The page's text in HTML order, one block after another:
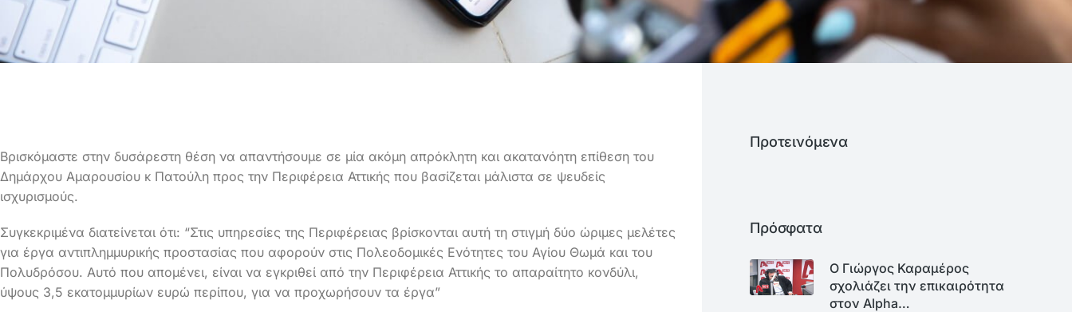
Βρισκόμαστε στην δυσάρεστη θέση να απαντήσουμε σε μία ακόμη απρόκλητη και ακατανόητη επίθεση του
Δημάρχου Αμαρουσίου κ Πατούλη προς την Περιφέρεια Αττικής που βασίζεται μάλιστα σε ψευδείς
ισχυρισμούς.
Συγκεκριμένα διατείνεται ότι: “Στις υπηρεσίες της Περιφέρειας βρίσκονται αυτή τη στιγμή δύο ώριμες μελέτες
για έργα αντιπλημμυρικής προστασίας που αφορούν στις Πολεοδομικές Ενότητες του Αγίου Θωμά και του
Πολυδρόσου. Αυτό που απομένει, είναι να εγκριθεί από την Περιφέρεια Αττικής το απαραίτητο κονδύλι,
ύψους 3,5 εκατομμυρίων ευρώ περίπου, για να προχωρήσουν τα έργα”
Προτεινόμενα
Πρόσφατα
Ο Γιώργος Καραμέρος
σχολιάζει την επικαιρότητα
στον Alpha…